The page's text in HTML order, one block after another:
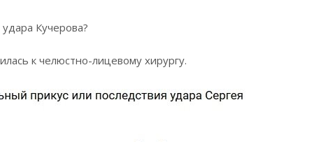
Кучерова?
к челюстно-лицевомухирургу.